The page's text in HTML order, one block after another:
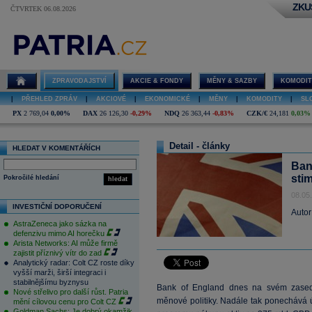
ČTVRTEK 06.08.2026
ZPRAVODAJSTVÍ AKCIE & FONDY MĚNY & SAZBY
PŘEHLED ZPRÁV AKCIOVÉ EKONOMICKÉ MĚNY KOMODITY
PX 2 769,04 0,00% DAX 26 126,30 -0,29% NDQ 26 363,44 -0,83% CZK/€ 24,181 0,03%
HLEDAT V KOMENTÁŘÍCH
hledat
Pokročilé hledání
INVESTIČNÍ DOPORUČENÍ
AstraZeneca jako sázka na
defenzivu mimo AI horečku
Arista Networks: AI může firmě
zajistit příznivý vítr do zad
Analytický radar: Colt CZ roste díky
vyšší marži, širší integraci i
stabilnějšímu byznysu
Nové střelivo pro další růst. Patria
mění cílovou cenu pro Colt CZ
Detail - články
Bank of England dnes na svém
měnové politiky. Nadále tak